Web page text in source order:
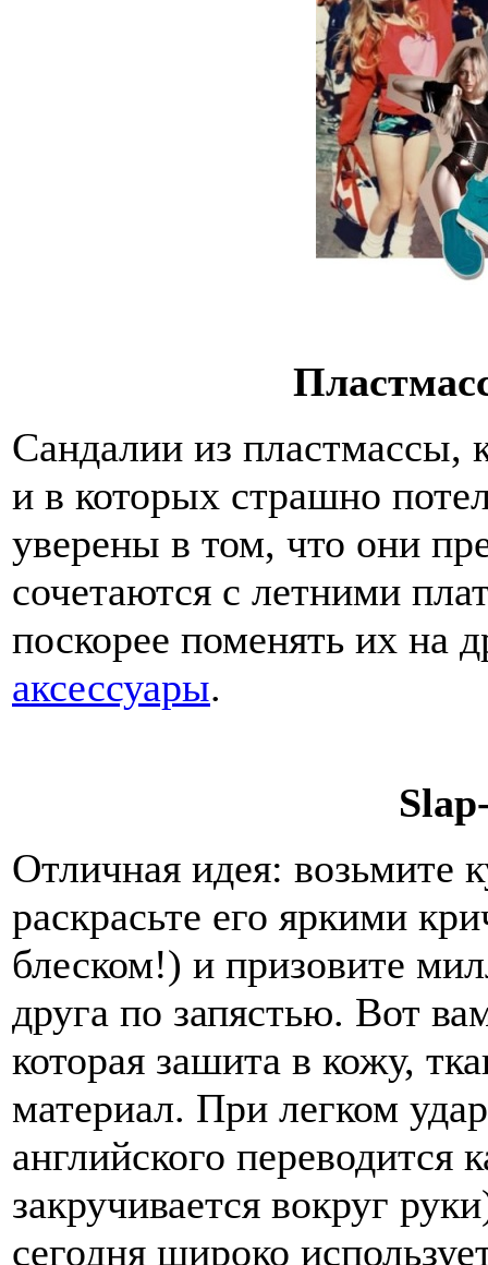
Сандалии из пластмассы,
и в которых страшно
уверены в том, что они
сочетаются с летними
поскорее поменять их на
аксессуары.
Отличная идея: возьмите
раскрасьте его яркими
блеском!) и призовите
друга по запястью. Вот
которая зашита в кожу,
материал. При легком
английского переводится
закручивается вокруг
сегодня широко